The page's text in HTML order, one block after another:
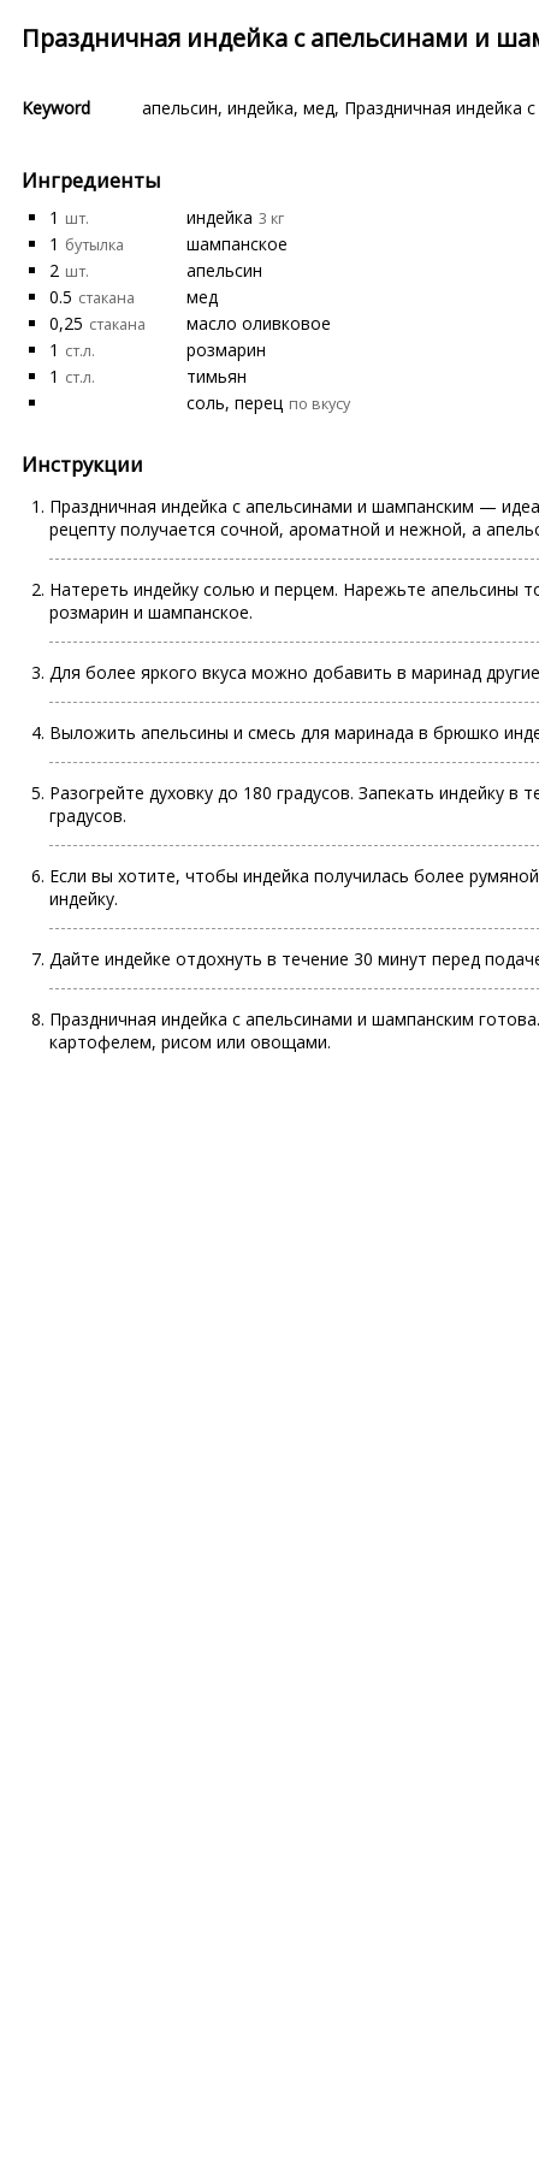
Праздничная индейка с апельсинами и
Keyword апельсин, индейка, мед, Праздничная индейка
Ингредиенты
1 шт. индейка 3 кг
1 бутылка
шампанское
2 шт.
апельсин
0.5 стакана
мед
0,25 стакана
масло оливковое
1 ст.л.
розмарин
1 ст.л.
тимьян
соль, перец по вкусу
Инструкции
Праздничная индейка с апельсинами и шампанским —
рецепту получается сочной, ароматной и нежной, а
Натереть индейку солью и перцем. Нарежьте апельсины
розмарин и шампанское.
Для более яркого вкуса можно добавить в маринад
Выложить апельсины и смесь для маринада в брюшко
Разогрейте духовку до 180 градусов. Запекать индейку
градусов.
Если вы хотите, чтобы индейка получилась более
индейку.
Дайте индейке отдохнуть в течение 30 минут перед
Праздничная индейка с апельсинами и шампанским
картофелем, рисом или овощами.